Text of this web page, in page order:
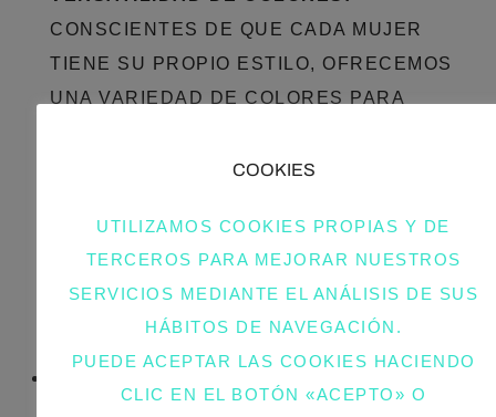
CONSCIENTES DE QUE CADA MUJER
TIENE SU PROPIO ESTILO, OFRECEMOS
UNA VARIEDAD DE COLORES PARA
MARRONES HASTA TONOS MÁS
CARTERA PARA CADA GUSTO Y OCASIÓN.
ELIGE ENTRE NUESTRA PALETA DE
COLORES AQUEL QUE MEJOR SE ADAPTE
A TU PERSONALIDAD Y ESTILO DE VIDA.
COOKIES
UTILIZAMOS COOKIES PROPIAS Y DE
TERCEROS PARA MEJORAR NUESTROS
SERVICIOS MEDIANTE EL ANÁLISIS DE SUS
HÁBITOS DE NAVEGACIÓN.
PUEDE ACEPTAR LAS COOKIES HACIENDO
CLIC EN EL BOTÓN «ACEPTO» O